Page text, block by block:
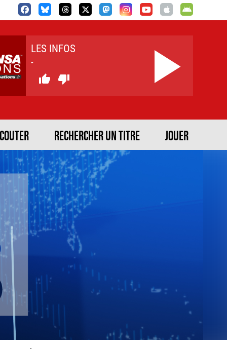
LES INFOS
-
 
RECHERCHER UN TITRE JOUER